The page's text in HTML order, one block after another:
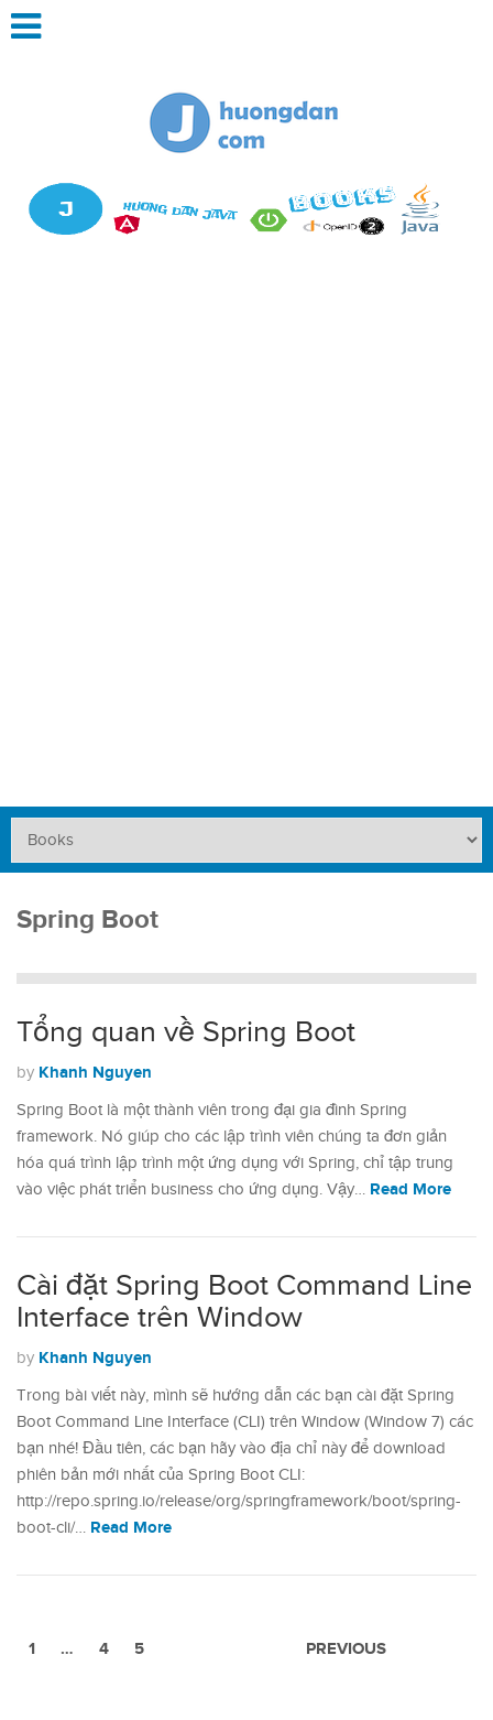
Spring Boot
Tổng quan về Spring Boot
by Khanh Nguyen
Spring Boot là một thành viên trong đại gia đình Spring
framework. Nó giúp cho các lập trình viên chúng ta đơn giản
hóa quá trình lập trình một ứng dụng với Spring, chỉ tập trung
vào việc phát triển business cho ứng dụng. Vậy… Read More
Cài đặt Spring Boot Command Line
Interface trên Window
by Khanh Nguyen
Trong bài viết này, mình sẽ hướng dẫn các bạn cài đặt Spring
Boot Command Line Interface (CLI) trên Window (Window 7) các
bạn nhé! Đầu tiên, các bạn hãy vào địa chỉ này để download
phiên bản mới nhất của Spring Boot CLI:
http://repo.spring.io/release/org/springframework/boot/spring-
boot-cli/… Read More
PREVIOUS
1 … 4 5